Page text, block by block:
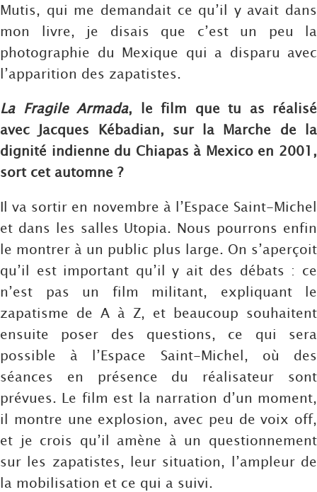
Mutis, qui me demandait ce qu’il y avait dans
mon livre, je disais que c’est un peu la
photographie du Mexique qui a disparu avec
l’apparition des zapatistes.
La Fragile Armada, le film que tu as réalisé
avec Jacques Kébadian, sur la Marche de la
dignité indienne du Chiapas à Mexico en 2001,
sort cet automne ?
Il va sortir en novembre à l’Espace Saint-Michel
et dans les salles Utopia. Nous pourrons enfin
le montrer à un public plus large. On s’aperçoit
qu’il est important qu’il y ait des débats : ce
n’est pas un film militant, expliquant le
zapatisme de A à Z, et beaucoup souhaitent
ensuite poser des questions, ce qui sera
possible à l’Espace Saint-Michel, où des
séances en présence du réalisateur sont
prévues. Le film est la narration d’un moment,
il montre une explosion, avec peu de voix off,
et je crois qu’il amène à un questionnement
sur les zapatistes, leur situation, l’ampleur de
la mobilisation et ce qui a suivi.